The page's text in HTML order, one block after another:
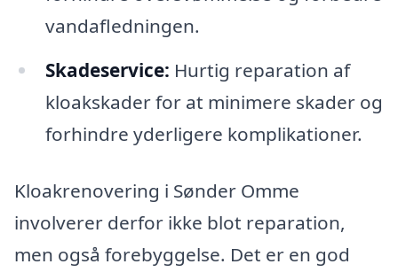
vandafledningen.
Skadeservice: Hurtig reparation af
kloakskader for at minimere skader og
forhindre yderligere komplikationer.
Kloakrenovering i Sønder Omme
involverer derfor ikke blot reparation,
men også forebyggelse. Det er en god